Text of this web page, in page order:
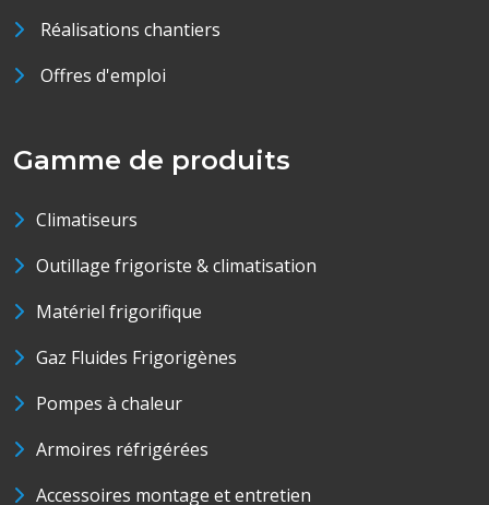
Réalisations chantiers
Offres d'emploi
Gamme de produits
Climatiseurs
Outillage frigoriste & climatisation
Matériel frigorifique
Gaz Fluides Frigorigènes
Pompes à chaleur
Armoires réfrigérées
Accessoires montage et entretien